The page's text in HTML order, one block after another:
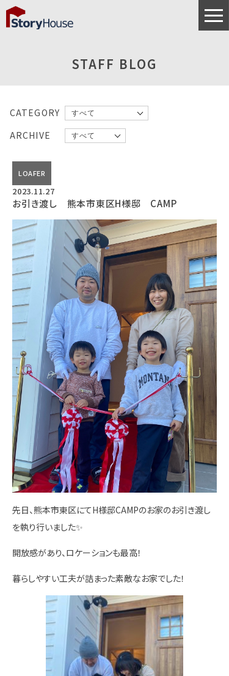
STAFF BLOG
CATEGORY
ARCHIVE
LOAFER
2023.11.27
お引き渡し 熊本市東区H様邸 CAMP
先日、熊本市東区にてH様邸CAMPのお家のお引き渡し
を執り行いました✨
開放感があり、ロケーションも最高！
暮らしやすい工夫が詰まった素敵なお家でした！